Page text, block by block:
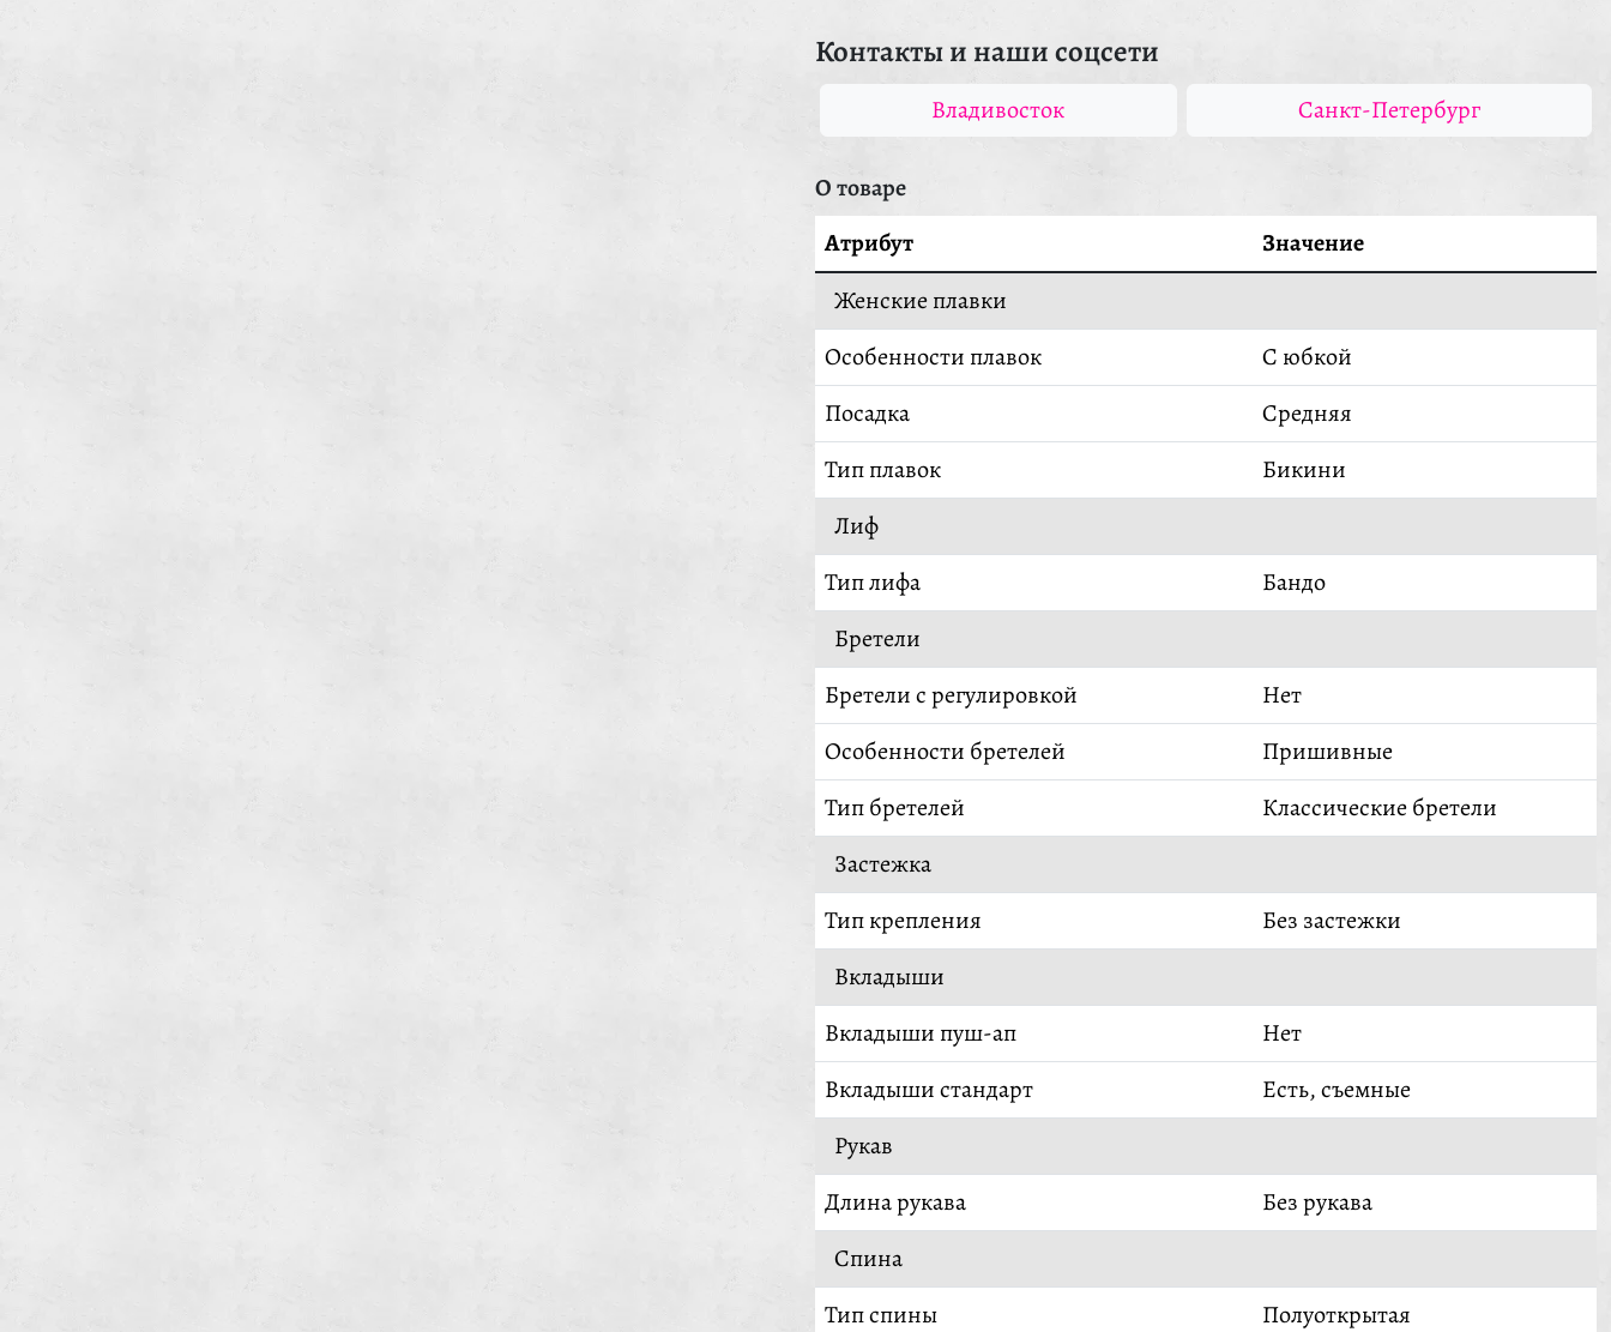
Контакты и наши соцсети
Владивосток Санкт-Петербург
О товаре
Атрибут
Значение
Женские плавки
Особенности плавок
С юбкой
Посадка
Средняя
Тип плавок
Бикини
Лиф
Тип лифа
Бандо
Бретели
Бретели с регулировкой
Нет
Особенности бретелей
Пришивные
Тип бретелей
Классические бретели
Застежка
Тип крепления
Без застежки
Вкладыши
Вкладыши пуш-ап
Нет
Вкладыши стандарт
Есть, съемные
Рукав
Длина рукава
Без рукава
Спина
Тип спины
Полуоткрытая